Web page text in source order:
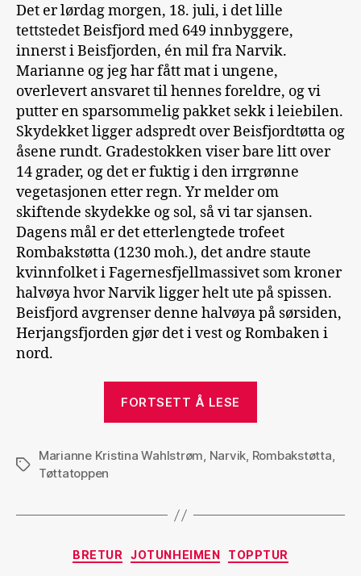
Det er lørdag morgen, 18. juli, i det lille
tettstedet Beisfjord med 649 innbyggere,
innerst i Beisfjorden, én mil fra Narvik.
Marianne og jeg har fått mat i ungene,
overlevert ansvaret til hennes foreldre, og vi
putter en sparsommelig pakket sekk i leiebilen.
Skydekket ligger adspredt over Beisfjordtøtta og
åsene rundt. Gradestokken viser bare litt over
14 grader, og det er fuktig i den irrgrønne
vegetasjonen etter regn. Yr melder om
skiftende skydekke og sol, så vi tar sjansen.
Dagens mål er det etterlengtede trofeet
Rombakstøtta (1230 moh.), det andre staute
kvinnfolket i Fagernesfjellmassivet som kroner
halvøya hvor Narvik ligger helt ute på spissen.
Beisfjord avgrenser denne halvøya på sørsiden,
Herjangsfjorden gjør det i vest og Rombaken i
nord.
FORTSETT Å LESE
Stikkord
Marianne Kristina Wahlstrøm, Narvik, Rombakstøtta,
Tøttatoppen
Kategorier
BRETUR JOTUNHEIMEN TOPPTUR